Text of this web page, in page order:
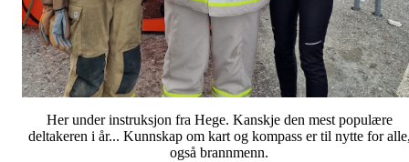
Her under instruksjon fra Hege. Kanskje den mest populære
deltakeren i år... Kunnskap om kart og kompass er til nytte for
også brannmenn.